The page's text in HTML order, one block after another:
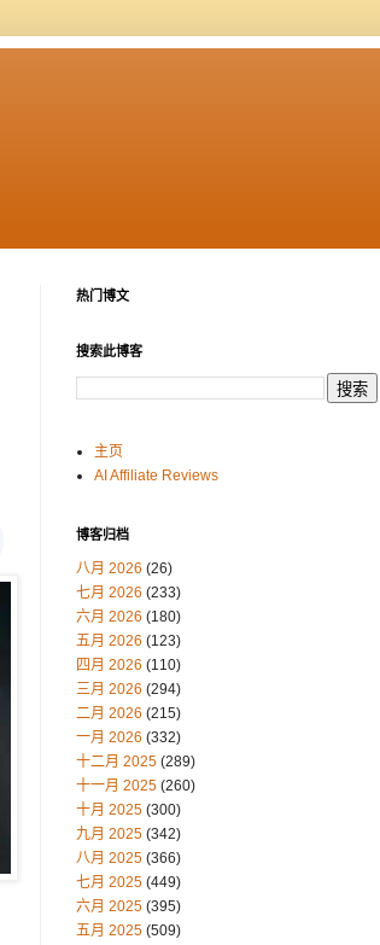
热门博文
搜索此博客
主页
AI Affiliate Reviews
博客归档
八月 2026 (26)
七月 2026 (233)
六月 2026 (180)
五月 2026 (123)
四月 2026 (110)
三月 2026 (294)
二月 2026 (215)
一月 2026 (332)
十二月 2025 (289)
十一月 2025 (260)
十月 2025 (300)
九月 2025 (342)
八月 2025 (366)
七月 2025 (449)
六月 2025 (395)
五月 2025 (509)